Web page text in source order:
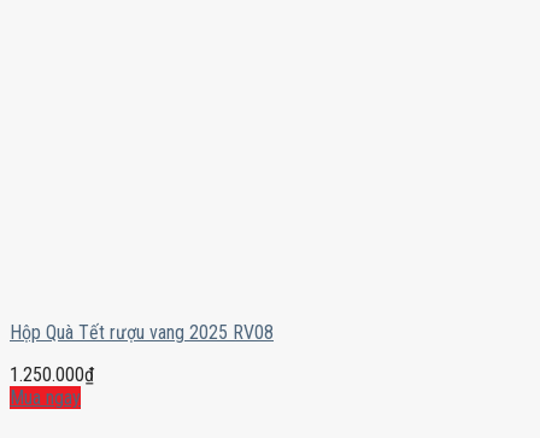
Hộp Quà Tết rượu vang 2025 RV08
1.250.000₫
Mua ngay